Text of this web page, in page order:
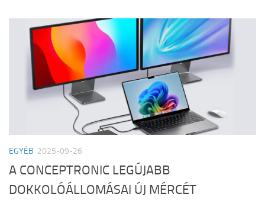
EGYÉB 2025-09-26
A CONCEPTRONIC LEGÚJABB
DOKKOLÓÁLLOMÁSAI ÚJ MÉRCÉT